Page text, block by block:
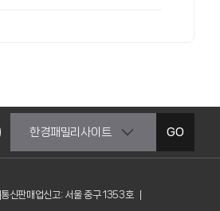
GO
통신판매업신고: 서울 중구 1353호